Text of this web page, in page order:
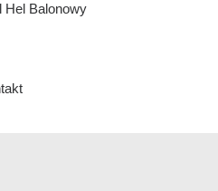
Hel Balonowy